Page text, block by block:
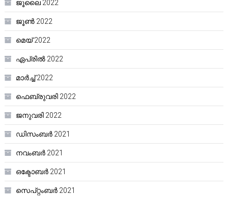
ജൂലൈ 2022
ജൂൺ 2022
മെയ്‌ 2022
ഏപ്രിൽ 2022
മാർച്ച്‌ 2022
ഫെബ്രുവരി 2022
ജനുവരി 2022
ഡിസംബർ 2021
നവംബർ 2021
ഒക്ടോബർ 2021
സെപ്റ്റംബർ 2021